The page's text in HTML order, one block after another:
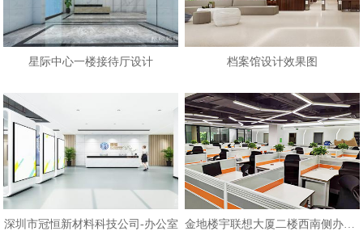
星际中心一楼接待厅设计 档案馆设计效果图
深圳市冠恒新材料科技公司-办公室 金地楼宇联想大厦二楼西南侧办公区